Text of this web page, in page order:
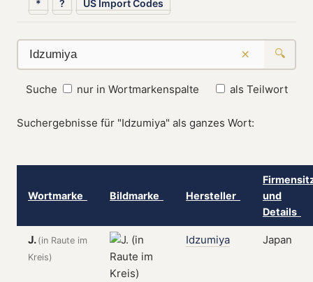
* ? US Import Codes
× 🔍
Suche nur in Wortmarkenspalte als Teilwort
Suchergebnisse für "Idzumiya" als ganzes Wort:
Wortmarke Bildmarke Hersteller
und
Details
J. (in Raute im
Kreis)
Idzumiya Japan